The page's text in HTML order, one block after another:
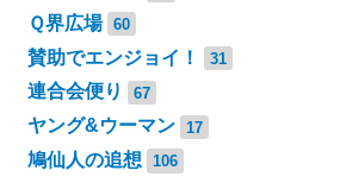
Ｑ界広場 60
賛助でエンジョイ！ 31
連合会便り 67
ヤング&ウーマン 17
鳩仙人の追想 106